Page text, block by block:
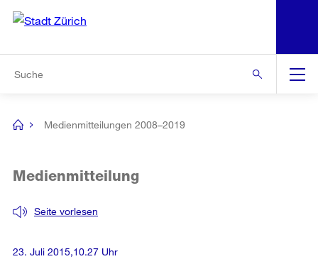
Navigation
[no
Medienmitteilungen 2008–2019
Seite vorlesen
Medienmitteilung
23. Juli 2015,10.27 Uhr